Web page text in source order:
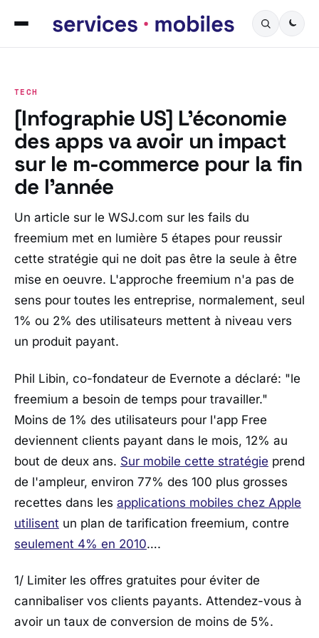
TECH
[Infographie US] L’économie
des apps va avoir un impact
sur le m-commerce pour la fin
de l’année
Un article sur le WSJ.com sur les fails du
freemium met en lumière 5 étapes pour reussir
cette stratégie qui ne doit pas être la seule à être
mise en oeuvre. L'approche freemium n'a pas de
sens pour toutes les entreprise, normalement, seul
1% ou 2% des utilisateurs mettent à niveau vers
un produit payant.
Phil Libin, co-fondateur de Evernote a déclaré: "le
freemium a besoin de temps pour travailler."
Moins de 1% des utilisateurs pour l'app Free
deviennent clients payant dans le mois, 12% au
bout de deux ans. Sur mobile cette stratégie prend
de l'ampleur, environ 77% des 100 plus grosses
recettes dans les applications mobiles chez Apple
utilisent un plan de tarification freemium, contre
seulement 4% en 2010….
1/ Limiter les offres gratuites pour éviter de
cannibaliser vos clients payants. Attendez-vous à
avoir un taux de conversion de moins de 5%.